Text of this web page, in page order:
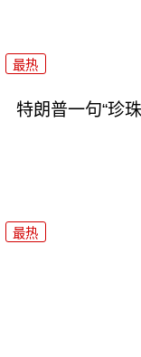
最热
特朗普一句“珍
最热